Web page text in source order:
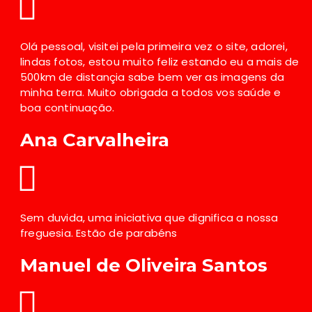
Olá pessoal, visitei pela primeira vez o site, adorei,
lindas fotos, estou muito feliz estando eu a mais de
500km de distançia sabe bem ver as imagens da
minha terra. Muito obrigada a todos vos saúde e
boa continuação.
Ana Carvalheira
Sem duvida, uma iniciativa que dignifica a nossa
freguesia. Estão de parabéns
Manuel de Oliveira Santos